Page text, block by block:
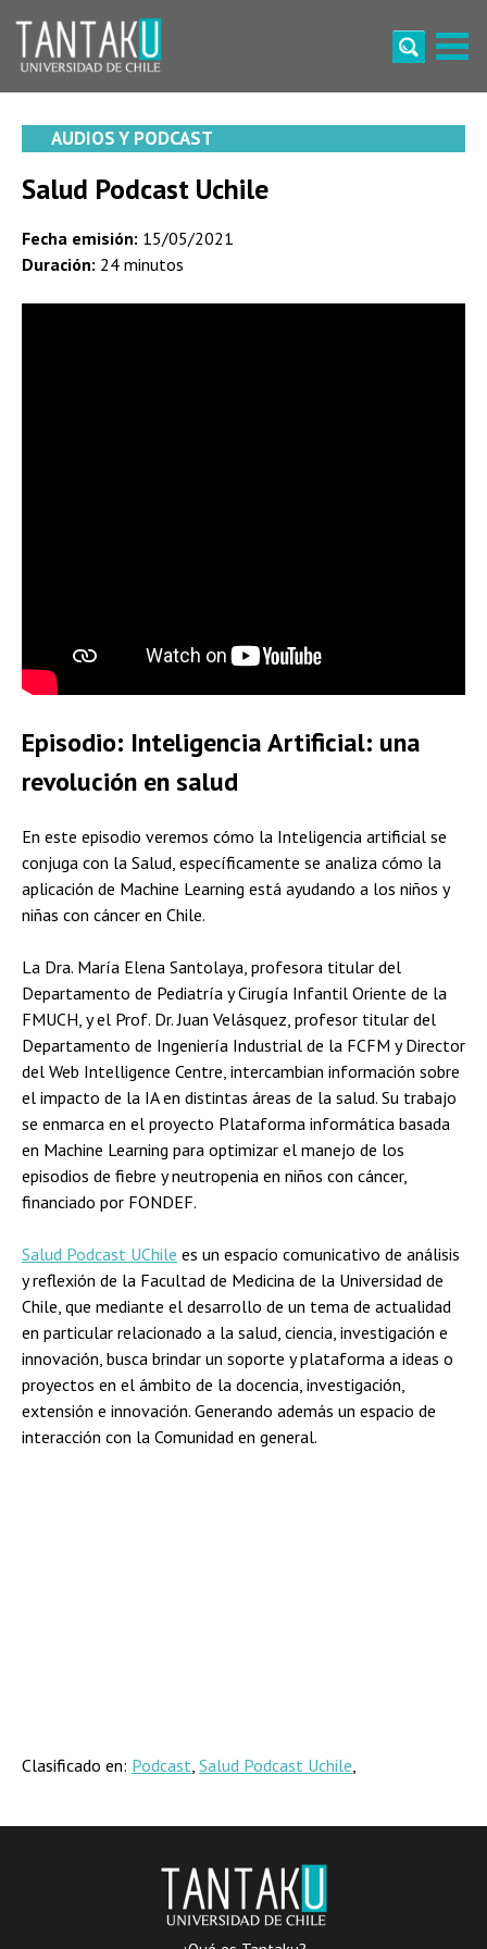
content
AUDIOS Y PODCAST
Salud Podcast Uchile
Fecha emisión: 15/05/2021
Duración: 24 minutos
Episodio: Inteligencia Artificial: una
revolución en salud
En este episodio veremos cómo la Inteligencia artificial se
conjuga con la Salud, específicamente se analiza cómo la
aplicación de Machine Learning está ayudando a los niños y
niñas con cáncer en Chile.
La Dra. María Elena Santolaya, profesora titular del
Departamento de Pediatría y Cirugía Infantil Oriente de la
FMUCH, y el Prof. Dr. Juan Velásquez, profesor titular del
Departamento de Ingeniería Industrial de la FCFM y Director
del Web Intelligence Centre, intercambian información sobre
el impacto de la IA en distintas áreas de la salud. Su trabajo
se enmarca en el proyecto Plataforma informática basada
en Machine Learning para optimizar el manejo de los
episodios de fiebre y neutropenia en niños con cáncer,
financiado por FONDEF.
Salud Podcast UChile es un espacio comunicativo de análisis
y reflexión de la Facultad de Medicina de la Universidad de
Chile, que mediante el desarrollo de un tema de actualidad
en particular relacionado a la salud, ciencia, investigación e
innovación, busca brindar un soporte y plataforma a ideas o
proyectos en el ámbito de la docencia, investigación,
extensión e innovación. Generando además un espacio de
interacción con la Comunidad en general.
Clasificado en: Podcast, Salud Podcast Uchile,